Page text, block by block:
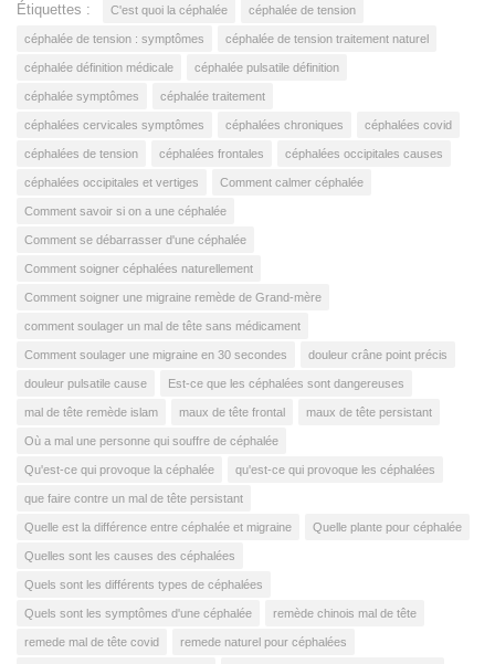
Étiquettes : C'est quoi la céphalée céphalée de tension
céphalée de tension : symptômes céphalée de tension traitement naturel
céphalée définition médicale céphalée pulsatile définition
céphalée symptômes céphalée traitement
céphalées cervicales symptômes céphalées chroniques céphalées covid
céphalées de tension céphalées frontales céphalées occipitales causes
céphalées occipitales et vertiges Comment calmer céphalée
Comment savoir si on a une céphalée
Comment se débarrasser d'une céphalée
Comment soigner céphalées naturellement
Comment soigner une migraine remède de Grand-mère
comment soulager un mal de tête sans médicament
Comment soulager une migraine en 30 secondes douleur crâne point précis
douleur pulsatile cause Est-ce que les céphalées sont dangereuses
mal de tête remède islam maux de tête frontal maux de tête persistant
Où a mal une personne qui souffre de céphalée
Qu'est-ce qui provoque la céphalée qu'est-ce qui provoque les céphalées
que faire contre un mal de tête persistant
Quelle est la différence entre céphalée et migraine Quelle plante pour céphalée
Quelles sont les causes des céphalées
Quels sont les différents types de céphalées
Quels sont les symptômes d'une céphalée remède chinois mal de tête
remede mal de tête covid remede naturel pour céphalées